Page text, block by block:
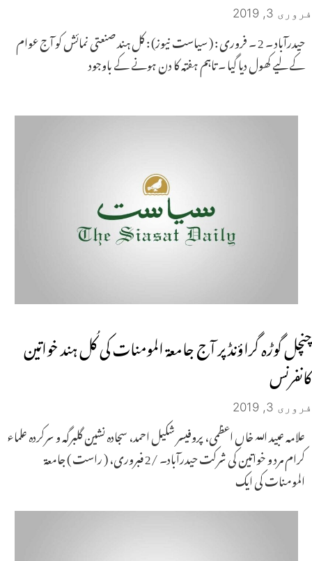
فروری 3, 2019
حیدرآباد ۔ 2 ۔ فروری : ( سیاست نیوز) : کل ہند صنعتی نمائش کو آج عوام
کے لیے کھول دیا گیا ۔ تاہم ہفتہ کا دن ہونے کے باوجود
چنچل گوڑہ گراؤنڈ پر آج جامعۃ المومنات کی کُل ہند خواتین
کانفرنس
فروری 3, 2019
علامہ عبید اللہ خاں اعظمی، پروفیسر شکیل احمد، سجادہ نشین گلبرگہ و سرکردہ علماء
کرام مرد و خواتین کی شرکت حیدرآباد۔ /2 فبروری، ( راست ) جامعۃ
المومنات کی ایک